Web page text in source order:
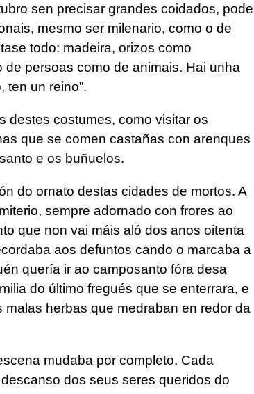
sen precisar grandes coidados, pode
mesmo ser milenario, como o de
todo: madeira, orizos como
persoas como de animais. Hai unha
ten un reino”.
destes costumes, como visitar os
que se comen castañas con arenques
e os buñuelos.
do ornato destas cidades de mortos. A
sempre adornado con frores ao
que non vai máis aló dos anos oitenta
aos defuntos cando o marcaba a
quería ir ao camposanto fóra desa
do último fregués que se enterrara, e
herbas que medraban en redor da
mudaba por completo. Cada
dos seus seres queridos do